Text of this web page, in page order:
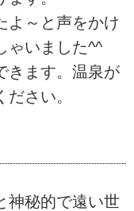
よ～と声をかけ
ゃいました^^
きます。温泉が
さい。
神秘的で遠い世